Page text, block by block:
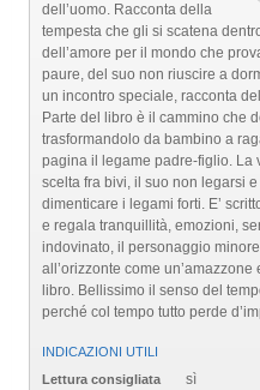
dell’uomo. Racconta della
tempesta che gli si scatena
dell’amore per il mondo che
paure, del suo non riuscire a
un incontro speciale, racconta
Parte del libro è il cammino che
trasformandolo da bambino a
pagina il legame padre-figlio. La
scelta fra bivi, il suo non legarsi
dimenticare i legami forti. E’
e regala tranquillità, emozioni,
indovinato, il personaggio
all’orizzonte come
libro. Bellissimo il senso del
perché col tempo tutto perde
INDICAZIONI UTILI
Lettura consigliata
sì